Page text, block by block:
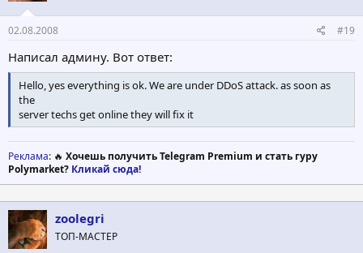
02.08.2008 #19
Написал админу. Вот ответ:
Hello, yes everything is ok. We are under DDoS attack. as soon as
the
server techs get online they will fix it
Реклама: 🔥 Хочешь получить Telegram Premium и стать гуру
Polymarket? Кликай сюда!
zoolegri
ТОП-МАСТЕР